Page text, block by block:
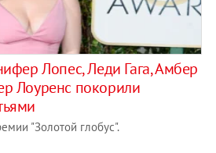
Лопес, Леди Гага, Амбер
Лоуренс покорили
"Золотой глобус".